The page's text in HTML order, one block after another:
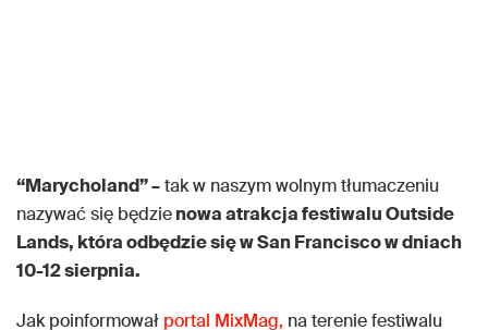
“Marycholand” –tak w naszym wolnym tłumaczeniu
nazywać się będzienowa atrakcja festiwalu Outside
Lands, która odbędzie się w San Francisco w dniach
10-12 sierpnia.
Jak poinformował portal MixMag, na terenie festiwalu